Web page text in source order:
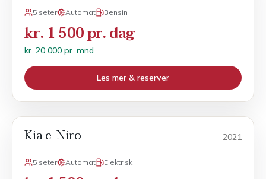
5 seter Automat Bensin
kr. 1 500 pr. dag
kr. 20 000 pr. mnd
Les mer & reserver
Kia e-Niro 2021
5 seter Automat Elektrisk